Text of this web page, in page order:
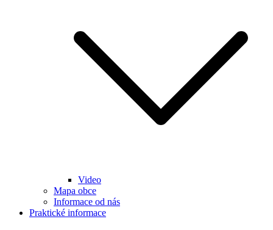
Video
Mapa obce
Informace od nás
Praktické informace